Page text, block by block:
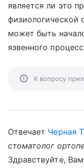
является ли это
физиологической
может быть
язвенного
К вопросу
Отвечает Черная
стоматолог
Здравствуйте,